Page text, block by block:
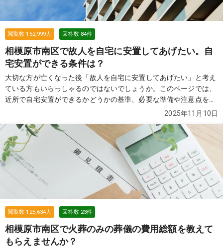
閲覧数 152,999人 回答数 84件
相模原市南区で故人を自宅に安置してあげたい。自
宅安置ができる条件は？
大切な方が亡くなった後「故人を自宅に安置してあげたい」と考え
ている方もいらっしゃるのではないでしょうか。このページでは、
近所で自宅安置ができるかどうかの基準、必要な準備や注意点を解
2025年11月10日
閲覧数 125,634人 回答数 23件
相模原市南区で火葬のみの葬儀の費用総額を教えて
もらえませんか？